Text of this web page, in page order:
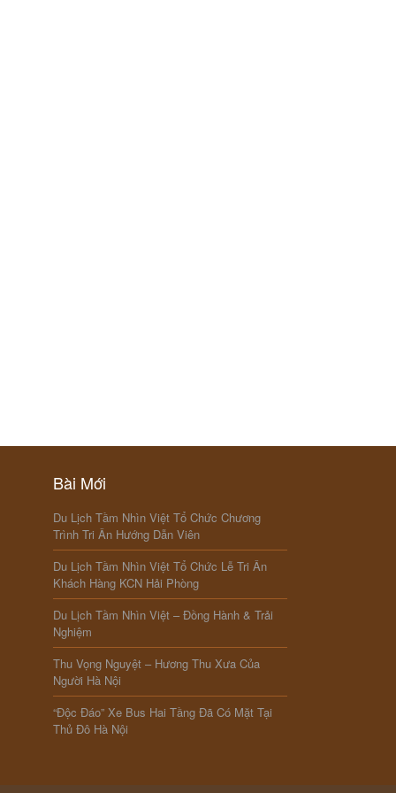
Bài Mới
Du Lịch Tầm Nhìn Việt Tổ Chức Chương
Trình Tri Ân Hướng Dẫn Viên
Du Lịch Tầm Nhìn Việt Tổ Chức Lễ Tri Ân
Khách Hàng KCN Hải Phòng
Du Lịch Tầm Nhìn Việt – Đồng Hành & Trải
Nghiệm
Thu Vọng Nguyệt – Hương Thu Xưa Của
Người Hà Nội
“Độc Đáo” Xe Bus Hai Tầng Đã Có Mặt Tại
Thủ Đô Hà Nội